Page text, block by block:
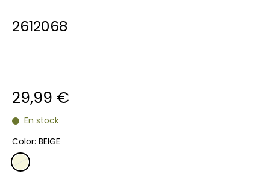
2612068
29,99 €
En stock
Color: BEIGE